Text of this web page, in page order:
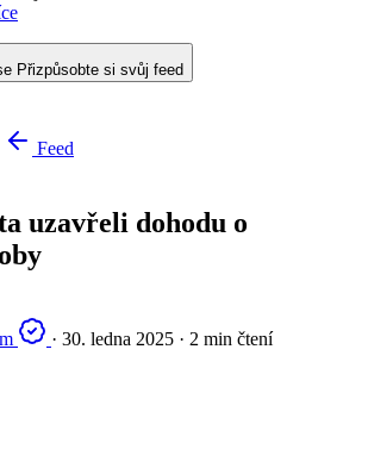
Přizpůsobte si svůj feed
Feed
uzavřeli dohodu o
· 30. ledna 2025 · 2 min čtení